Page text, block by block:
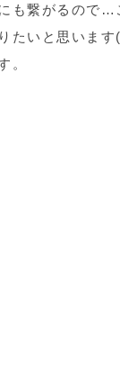
も繋がるので
たいと思います
。